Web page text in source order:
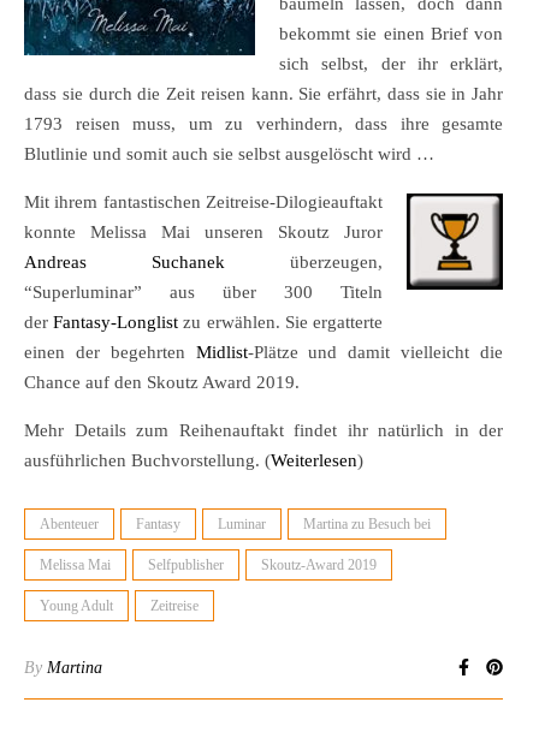
baumeln lassen, doch dann
bekommt sie einen Brief von
sich selbst, der ihr erklärt,
dass sie durch die Zeit reisen kann. Sie erfährt, dass sie in Jahr
1793 reisen muss, um zu verhindern, dass ihre gesamte
Blutlinie und somit auch sie selbst ausgelöscht wird …
Mit ihrem fantastischen Zeitreise-Dilogieauftakt
konnte Melissa Mai unseren Skoutz Juror
Andreas Suchanek überzeugen,
“Superluminar” aus über 300 Titeln
derFantasy-Longlist zu erwählen. Sie ergatterte
einen der begehrten Midlist-Plätze und damit vielleicht die
Chance auf den Skoutz Award 2019.
Mehr Details zum Reihenauftakt findet ihr natürlich in der
ausführlichen Buchvorstellung. (Weiterlesen)
Abenteuer Fantasy Luminar Martina zu Besuch bei
Melissa Mai Selfpublisher Skoutz-Award 2019
Young Adult Zeitreise
By Martina